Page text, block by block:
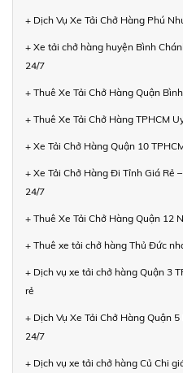
+ Dịch Vụ Xe Tải Chở Hàng Phú
+ Xe tải chở hàng huyện Bình
24/7
+ Thuê Xe Tải Chở Hàng Quận
+ Thuê Xe Tải Chở Hàng TPHCM
+ Xe Tải Chở Hàng Quận 10
+ Xe Tải Chở Hàng Đi Tỉnh Giá Rẻ
24/7
+ Thuê Xe Tải Chở Hàng Quận 12
+ Thuê xe tải chở hàng Thủ Đức
+ Dịch vụ xe tải chở hàng Quận 3
rẻ
+ Dịch Vụ Xe Tải Chở Hàng Quận
24/7
+ Dịch vụ xe tải chở hàng Củ Chi